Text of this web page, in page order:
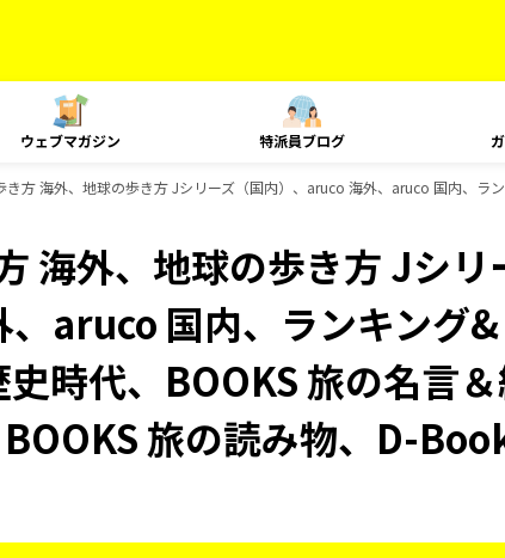
ウェブマガジン 特派員ブログ
き方 海外、地球の歩き方 Jシリーズ（国内）、aruco 海外、aruco 国内、ラ
海外、地球の歩き方 Jシリ
aruco 国内、ランキング&
時代、BOOKS 旅の名言
旅の読み物、D-